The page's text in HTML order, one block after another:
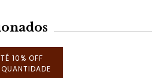
10% OFF